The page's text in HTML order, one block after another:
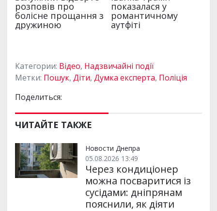
Категории: Відео, Надзвичайні події
Метки: Пошук, Діти, Думка експерта, Поліція
Поделиться:
ЧИТАЙТЕ ТАКЖЕ
Новости Днепра
05.08.2026 13:49
Через кондиціонер
можна посваритися із
сусідами: дніпрянам
пояснили, як діяти